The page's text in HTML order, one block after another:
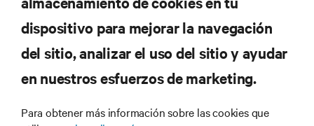
RECURSOS
SOPORTE
dispositivo para mejorar la navegación
del sitio, analizar el uso del sitio y ayudar
en nuestros esfuerzos de marketing.
Para obtener más información sobre las cookies que